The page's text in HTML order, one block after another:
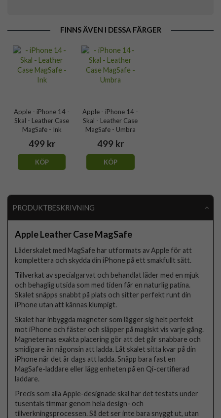
FINNS ÄVEN I DESSA FÄRGER
Apple - iPhone 14 -
Skal - Leather Case
MagSafe - Ink
499 kr
KÖP
Apple - iPhone 14 -
Skal - Leather Case
MagSafe - Umbra
499 kr
KÖP
PRODUKTBESKRIVNING
Apple Leather Case MagSafe
Läderskalet med MagSafe har utformats av Apple för att
komplettera och skydda din iPhone på ett smakfullt sätt.
Tillverkat av specialgarvat och behandlat läder med en mjuk
och behaglig utsida som med tiden får en naturlig patina.
Skalet snäpps snabbt på plats och sitter perfekt runt din
iPhone utan att kännas klumpigt.
Skalet har inbyggda magneter som lägger sig helt perfekt
mot iPhone och fäster och släpper på magiskt vis varje gång.
Magneternas exakta placering gör att det går snabbare och
smidigare än någonsin att ladda. Låt skalet sitta kvar på din
iPhone när det är dags att ladda. Snäpp bara fast en
MagSafe-laddare eller lägg enheten på en Qi-certifierad
laddare.
Precis som alla Apple-designade skal har det testats under
tusentals timmar genom hela design- och
tillverkningsprocessen. Så det ser inte bara snyggt ut, utan